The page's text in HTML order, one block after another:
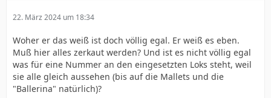
22. März 2024 um 18:34
Woher er das weiß ist doch völlig egal. Er weiß es eben.
Muß hier alles zerkaut werden? Und ist es nicht völlig egal
was für eine Nummer an den eingesetzten Loks steht, weil
sie alle gleich aussehen (bis auf die Mallets und die
"Ballerina" natürlich)?